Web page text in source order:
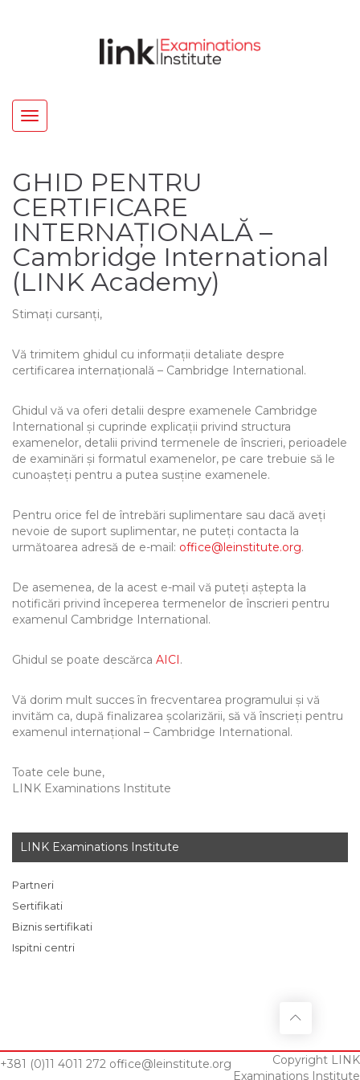
Toggle
navigation
GHID PENTRU
CERTIFICARE
INTERNAȚIONALĂ –
Cambridge International
(LINK Academy)
Stimați cursanți,
Vă trimitem ghidul cu informații detaliate despre
certificarea internațională – Cambridge International.
Ghidul vă va oferi detalii despre examenele Cambridge
International și cuprinde explicații privind structura
examenelor, detalii privind termenele de înscrieri, perioadele
de examinări și formatul examenelor, pe care trebuie să le
cunoașteți pentru a putea susține examenele.
Pentru orice fel de întrebări suplimentare sau dacă aveți
nevoie de suport suplimentar, ne puteți contacta la
următoarea adresă de e-mail: office@leinstitute.org.
De asemenea, de la acest e-mail vă puteți aștepta la
notificări privind începerea termenelor de înscrieri pentru
examenul Cambridge International.
Ghidul se poate descărca AICI.
Vă dorim mult succes în frecventarea programului și vă
invităm ca, după finalizarea școlarizării, să vă înscrieți pentru
examenul internațional – Cambridge International.
Toate cele bune,
LINK Examinations Institute
LINK Examinations Institute
Partneri
Sertifikati
Biznis sertifikati
Ispitni centri
+381 (0)11 4011 272 office@leinstitute.org
Copyright LINK
Examinations Institute